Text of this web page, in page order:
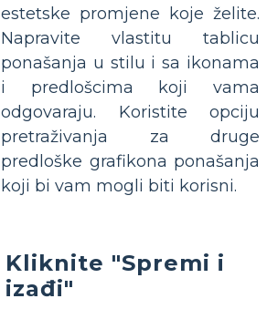
estetske promjene koje želite.
Napravite vlastitu tablicu
ponašanja u stilu i sa ikonama
i predlošcima koji vama
odgovaraju. Koristite opciju
pretraživanja za druge
predloške grafikona ponašanja
koji bi vam mogli biti korisni.
Kliknite "Spremi i
izađi"